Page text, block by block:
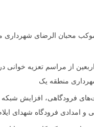
اربعین از مراسم تعزیه خوانی
منطقه یک
فرودگاهی، افزایش شبکه
و امدادی فرودگاه شهدای